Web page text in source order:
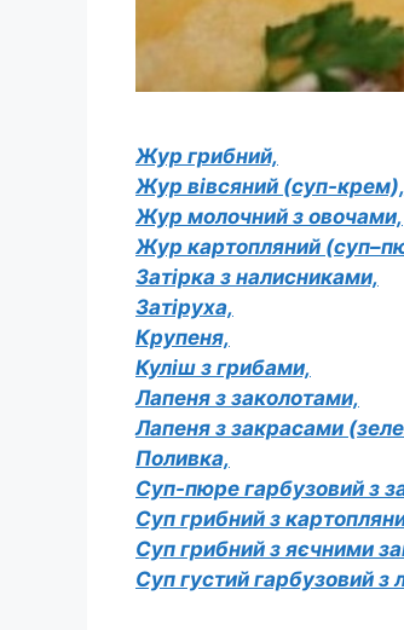
Жур грибний,
Жур вівсяний (суп-крем),
Жур молочний з овочами,
Жур картопляний
Затірка з налисниками,
Затіруха,
Крупеня,
Куліш з грибами,
Лапеня з заколотами,
Лапеня з закрасами
Поливка,
Суп-пюре гарбузовий з
Суп грибний з
Суп грибний з яєчними
Суп густий гарбузовий з